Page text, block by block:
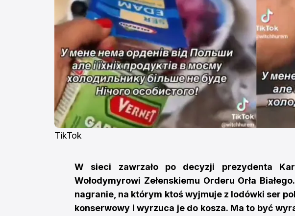
TikTok
W sieci zawrzało po decyzji prezydenta
Wołodymyrowi Zełenskiemu Orderu Orła
nagranie, na którym ktoś wyjmuje z lodówki ser
konserwowy i wyrzuca je do kosza. Ma to być